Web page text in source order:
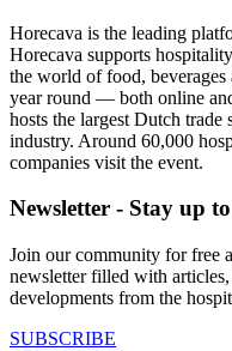
Horecava is the leading
Horecava supports
the world of food,
year round — both online
hosts the largest Dutch
industry. Around 60,000
companies visit the event.
Newsletter - Stay up
Join our community for free
newsletter filled with articles,
developments from the
SUBSCRIBE